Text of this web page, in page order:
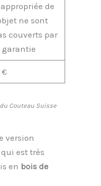
de
ne sont
couverts par
garantie
€
Couteau Suisse
version
est très
en bois de